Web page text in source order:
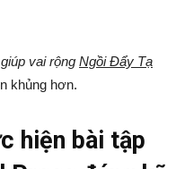
vai rộng Ngồi Đẩy Tạ
khủng hơn.
hiện bài tập